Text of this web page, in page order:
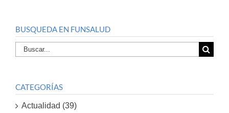
BUSQUEDA EN FUNSALUD
Buscar
por:
CATEGORÍAS
Actualidad (39)